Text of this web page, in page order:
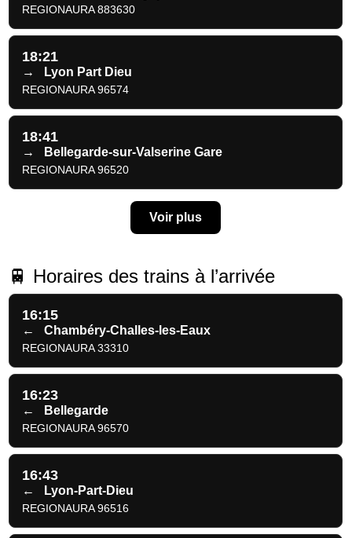
REGIONAURA 883630
18:21
→ Lyon Part Dieu
REGIONAURA 96574
18:41
→ Bellegarde-sur-Valserine Gare
REGIONAURA 96520
Voir plus
🚆 Horaires des trains à l’arrivée
16:15
← Chambéry-Challes-les-Eaux
REGIONAURA 33310
16:23
← Bellegarde
REGIONAURA 96570
16:43
← Lyon-Part-Dieu
REGIONAURA 96516